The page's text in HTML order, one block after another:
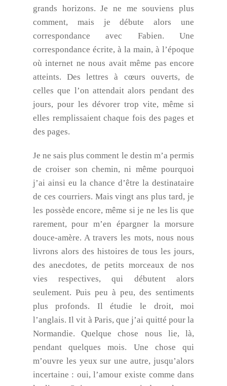
grands horizons. Je ne me souviens plus
comment, mais je débute alors une
correspondance avec Fabien. Une
correspondance écrite, à la main, à l’époque
où internet ne nous avait même pas encore
atteints. Des lettres à cœurs ouverts, de
celles que l’on attendait alors pendant des
jours, pour les dévorer trop vite, même si
elles remplissaient chaque fois des pages et
des pages.
Je ne sais plus comment le destin m’a permis
de croiser son chemin, ni même pourquoi
j’ai ainsi eu la chance d’être la destinataire
de ces courriers. Mais vingt ans plus tard, je
les possède encore, même si je ne les lis que
rarement, pour m’en épargner la morsure
douce-amère. A travers les mots, nous nous
livrons alors des histoires de tous les jours,
des anecdotes, de petits morceaux de nos
vies respectives, qui débutent alors
seulement. Puis peu à peu, des sentiments
plus profonds. Il étudie le droit, moi
l’anglais. Il vit à Paris, que j’ai quitté pour la
Normandie. Quelque chose nous lie, là,
pendant quelques mois. Une chose qui
m’ouvre les yeux sur une autre, jusqu’alors
incertaine : oui, l’amour existe comme dans